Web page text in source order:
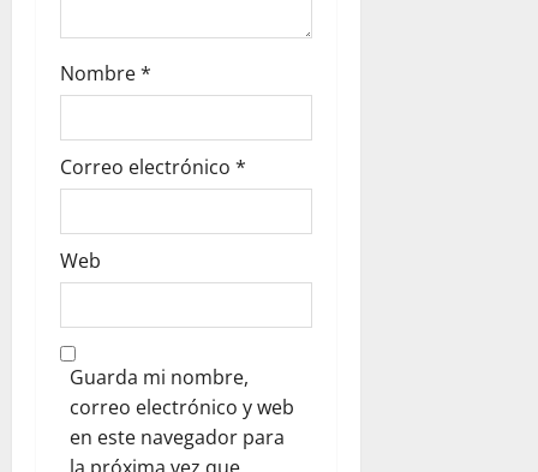
Nombre*
Correo electrónico *
Web
Guarda mi nombre,
correo electrónico y web
en este navegador para